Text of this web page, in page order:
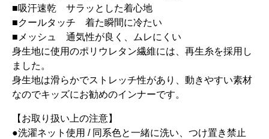
■吸汗速乾 サラッとした着心地
■クールタッチ 着た瞬間に冷たい
■メッシュ 通気性が良く、ムレにくい
身生地に使用のポリウレタン繊維には、再生糸を採用し
ました。
身生地は滑らかでストレッチ性があり、動きやすい素材
なのでキッズにお勧めのインナーです。
【お取り扱い上の注意】
●洗濯ネット使用 / 同系色と一緒に洗い、つけ置き禁止